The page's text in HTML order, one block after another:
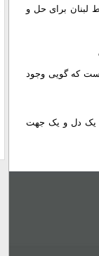
لبنان برای حل و
که گویی وجود
یک دل و یک جهت